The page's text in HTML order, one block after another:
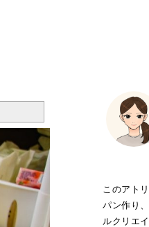
このアト
パン作り
ルクリエ